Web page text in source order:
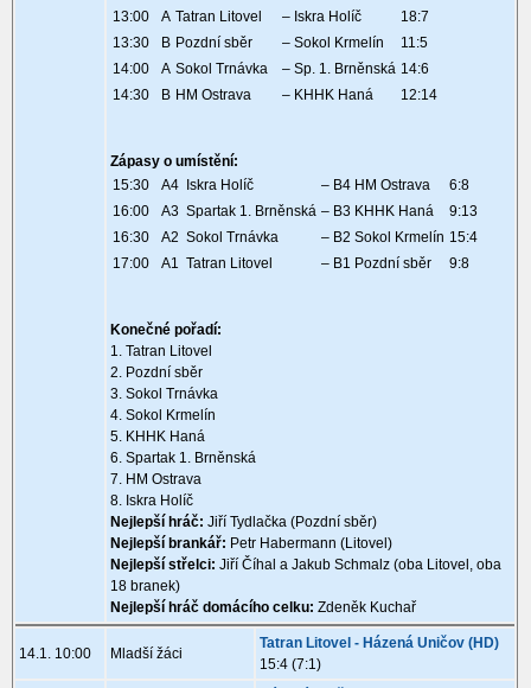
13:00
A Tatran Litovel – Iskra Holíč
18:7
13:30
B Pozdní sběr – Sokol Krmelín
11:5
14:00
A Sokol Trnávka – Sp. 1. Brněnská 14:6
14:30
B HM Ostrava – KHHK Haná 12:14
Zápasy o umístění:
15:30
A4 Iskra Holíč – B4 HM Ostrava
6:8
16:00
A3 Spartak 1. Brněnská – B3 KHHK Haná
9:13
16:30
A2 Sokol Trnávka – B2 Sokol Krmelín 15:4
17:00
A1 Tatran Litovel – B1 Pozdní sběr 9:8
Konečné pořadí:
1. Tatran Litovel
2. Pozdní sběr
3. Sokol Trnávka
4. Sokol Krmelín
5. KHHK Haná
6. Spartak 1. Brněnská
7. HM Ostrava
8. Iskra Holíč
Nejlepší hráč: Jiří Tydlačka (Pozdní sběr)
Nejlepší brankář: Petr Habermann (Litovel)
Nejlepší střelci: Jiří Číhal a Jakub Schmalz (oba Litovel, oba
18 branek)
Nejlepší hráč domácího celku: Zdeněk Kuchař
14.1. 10:00 Mladší žáci
Tatran Litovel - Házená Uničov (HD)
15:4 (7:1)